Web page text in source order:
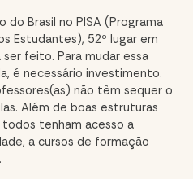
do Brasil no PISA (Programa
Estudantes), 52º lugar em
feito. Para mudar essa
é necessário investimento.
não têm sequer o
Além de boas estruturas
tenham acesso a
a cursos de formação